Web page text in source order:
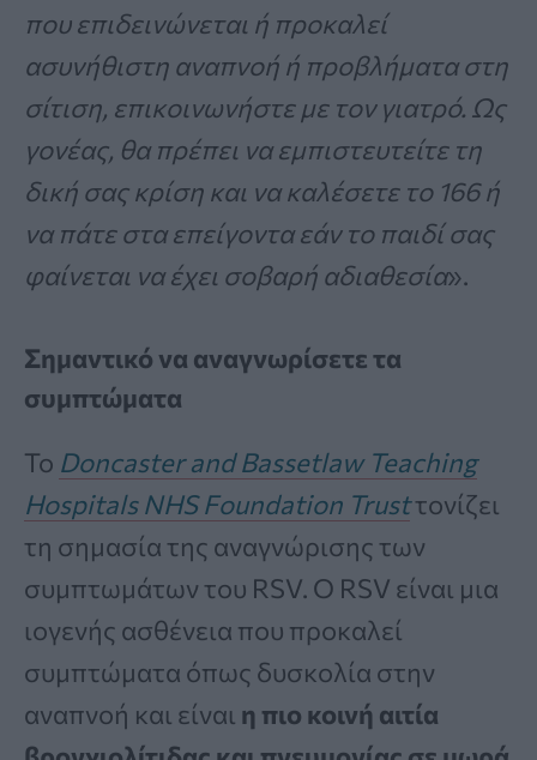
που επιδεινώνεται ή προκαλεί
ασυνήθιστη αναπνοή ή προβλήματα στη
σίτιση, επικοινωνήστε με τον γιατρό. Ως
γονέας, θα πρέπει να εμπιστευτείτε τη
δική σας κρίση και να καλέσετε το 166 ή
να πάτε στα επείγοντα εάν το παιδί σας
φαίνεται να έχει σοβαρή αδιαθεσία».
Σημαντικό να αναγνωρίσετε τα
συμπτώματα
Το Doncaster and Bassetlaw Teaching
Hospitals NHS Foundation Trustτονίζει
τη σημασία της αναγνώρισης των
συμπτωμάτων του RSV. Ο RSV είναι μια
ιογενής ασθένεια που προκαλεί
συμπτώματα όπως δυσκολία στην
αναπνοή και είναι η πιο κοινή αιτία